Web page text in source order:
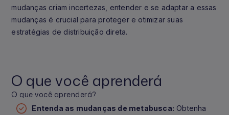
mudanças criam incertezas, entender e se adaptar a essas
mudanças é crucial para proteger e otimizar suas
estratégias de distribuição direta.
O que você aprenderá
O que você aprenderá?
Entenda as mudanças de metabusca: Obtenha